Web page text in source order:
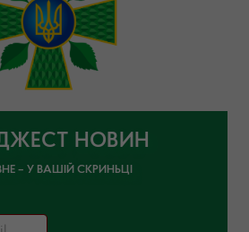
НОВИН
– У ВАШІЙ СКРИНЬЦІ